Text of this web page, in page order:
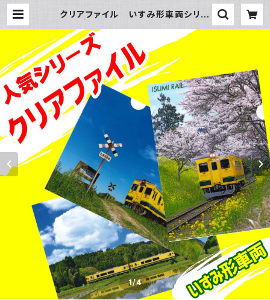
クリアファイル いすみ形車両シリー
1/4